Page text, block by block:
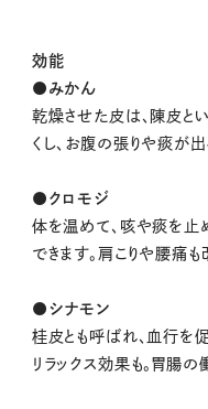
効能
●みかん
乾燥させた皮は、陳皮と
くし、お腹の張りや痰が出
●クロモジ
体を温めて、咳や痰を止
できます。肩こりや腰痛も
●シナモン
桂皮とも呼ばれ、血行を
リラックス効果も。胃腸の